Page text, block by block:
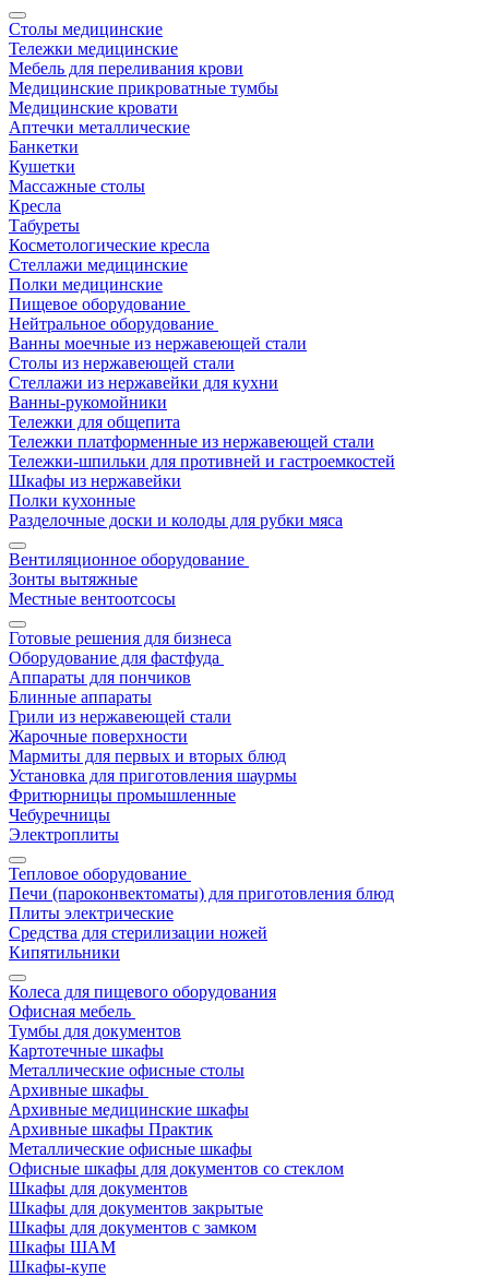
Столы медицинские
Тележки медицинские
Мебель для переливания крови
Медицинские прикроватные тумбы
Медицинские кровати
Аптечки металлические
Банкетки
Кушетки
Массажные столы
Кресла
Табуреты
Косметологические кресла
Стеллажи медицинские
Полки медицинские
Пищевое оборудование
Нейтральное оборудование
Ванны моечные из нержавеющей стали
Столы из нержавеющей стали
Стеллажи из нержавейки для кухни
Ванны-рукомойники
Тележки для общепита
Тележки платформенные из нержавеющей стали
Тележки-шпильки для противней и гастроемкостей
Шкафы из нержавейки
Полки кухонные
Разделочные доски и колоды для рубки мяса
Вентиляционное оборудование
Зонты вытяжные
Местные вентоотсосы
Готовые решения для бизнеса
Оборудование для фастфуда
Аппараты для пончиков
Блинные аппараты
Грили из нержавеющей стали
Жарочные поверхности
Мармиты для первых и вторых блюд
Установка для приготовления шаурмы
Фритюрницы промышленные
Чебуречницы
Электроплиты
Тепловое оборудование
Печи (пароконвектоматы) для приготовления блюд
Плиты электрические
Средства для стерилизации ножей
Кипятильники
Колеса для пищевого оборудования
Офисная мебель
Тумбы для документов
Картотечные шкафы
Металлические офисные столы
Архивные шкафы
Архивные медицинские шкафы
Архивные шкафы Практик
Металлические офисные шкафы
Офисные шкафы для документов со стеклом
Шкафы для документов
Шкафы для документов закрытые
Шкафы для документов с замком
Шкафы ШАМ
Шкафы-купе